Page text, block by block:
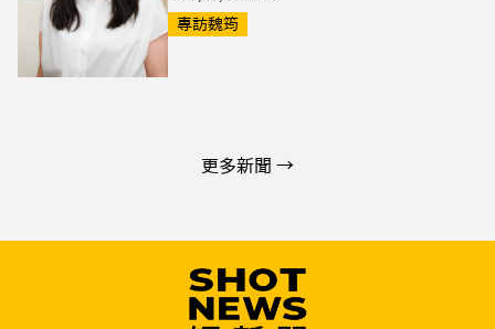
專訪魏筠
更多新聞 →